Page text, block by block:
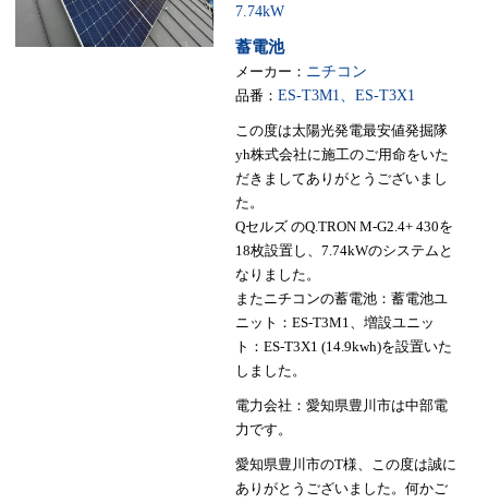
7.74kW
蓄電池
メーカー： ニチコン
品番： ES-T3M1、ES-T3X1
この度は太陽光発電最安値発掘隊
yh株式会社に施工のご用命をいた
だきましてありがとうございまし
た。
Qセルズ のQ.TRON M-G2.4+ 430を
18枚設置し、7.74kWのシステムと
なりました。
またニチコンの蓄電池：蓄電池ユ
ニット：ES-T3M1、増設ユニッ
ト：ES-T3X1 (14.9kwh)を設置いた
しました。
電力会社：愛知県豊川市は中部電
力です。
愛知県豊川市のT様、この度は誠に
ありがとうございました。何かご